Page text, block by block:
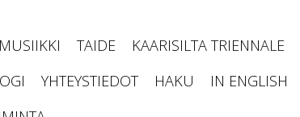
MUSIIKKI TAIDE KAARISILTA TRIENNALE
YHTEYSTIEDOT HAKU IN ENGLISH